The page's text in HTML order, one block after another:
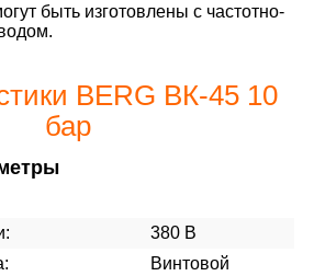
быть изготовлены с частотно-
BERG ВК-45 10
бар
380 В
Винтовой